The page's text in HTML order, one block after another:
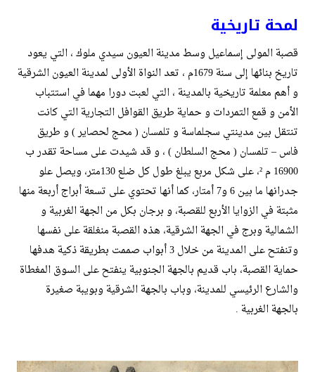
لمحة تاريخية
قصبة المولى إسماعيل وسط مدينة العيون سيدي ملوك ، التي يعود
تاريخ بنائها إلى سنة 1679م ، تعد النواة الأولى لمدينة العيون الشرقية
و أهم معلمة تاريخية بالمدينة ، التي لعبت دورا مهما في استتباب
الأمن و قمع التمردات و حماية طريق القوافل التجارية التي كانت
تنتقل بين مدينتي سجلماسة و تلمسان ( محج لحصاير ) و طريق
فاس – تلمسان ( محج السلطان ) ، و قد شيدت على مساحة تقدر ب
16900 م ²، على شكل مربع يبلغ طول كل ضلع 130متر، ويصل علو
جدرانها ما بين 6 و7 أمتار، كما أنها تحتوي على تسعة أبراج أربعة منها
مثبتة في الزوايا الأربع للقصبة، و برجان بكل من الجهة الغربية و
الشمالية وبرج في الجهة الشرقية، هذه القصبة منغلقة على نفسها
وتنفتح على المدينة من خلال 3 أبواب صممت بطريقة ذكية هدفها
حماية القصبة، باب قديم بالجهة الجنوبية ينفتح على السوق المغطاة
والشارع الرئيسي للمدينة، وباب بالجهة الشرقية وبويبة صغيرة
بالجهة الغربية .